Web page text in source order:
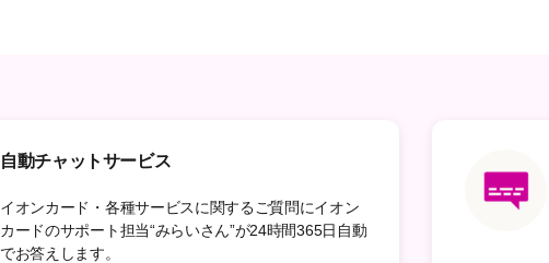
自動チャットサービス
イオンカード・各種サービスに関するご質問にイオン
カードのサポート担当“みらいさん”が24時間365日自動
でお答えします。